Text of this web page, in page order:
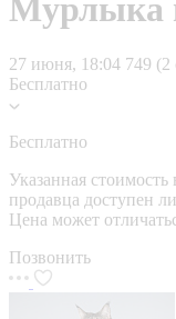
Мурлыка
27 июня, 18:04 749 (2
Бесплатно
Бесплатно
Указанная
продавца доступен
Цена может
Позвонить